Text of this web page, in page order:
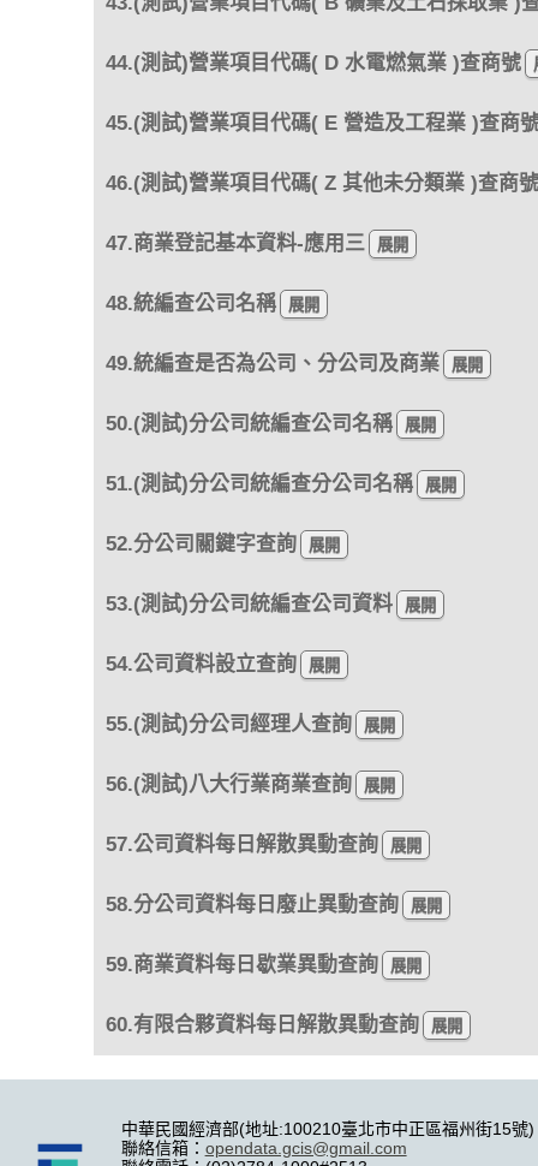
44.(測試)營業項目代碼( D 水電燃氣業 )查商號
45.(測試)營業項目代碼( E 營造及工程業 )查商
46.(測試)營業項目代碼( Z 其他未分類業 )查商號
47.商業登記基本資料-應用三
48.統編查公司名稱
49.統編查是否為公司、分公司及商業
50.(測試)分公司統編查公司名稱
51.(測試)分公司統編查分公司名稱
52.分公司關鍵字查詢
53.(測試)分公司統編查公司資料
54.公司資料設立查詢
55.(測試)分公司經理人查詢
56.(測試)八大行業商業查詢
57.公司資料每日解散異動查詢
58.分公司資料每日廢止異動查詢
59.商業資料每日歇業異動查詢
60.有限合夥資料每日解散異動查詢
中華民國經濟部(地址:100210臺北市中正區福州街15號)
聯絡信箱： opendata.gcis@gmail.com